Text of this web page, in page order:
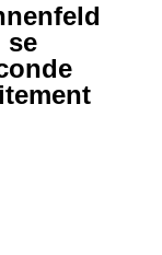
se